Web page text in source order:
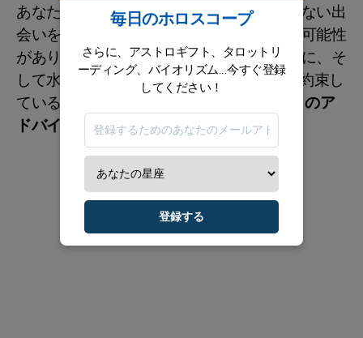
あなたは今、すぐに実を結ばないかもしれない出
会いを、見極められずに通り過ぎてしまう可能性
があります。恋のセクターは太陽の光の中に、そ
して水星は12月18日まで“興味深い交流”を約束し
ているからこそ、判断を焦らないで。
今月のア
ドバイス
毎日のホロスコープ
さらに、アストロギフト、タロットリ
ーディング、バイオリズム...今すぐ登録
してください！
登録する